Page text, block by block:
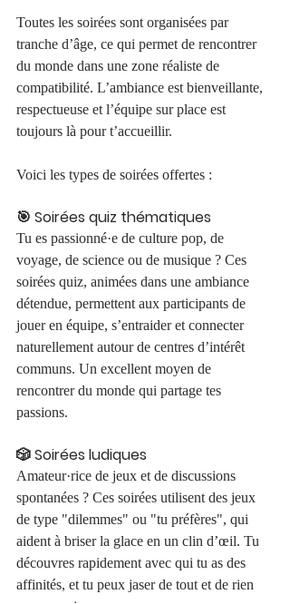
Toutes les soirées sont organisées par
tranche d’âge, ce qui permet de rencontrer
du monde dans une zone réaliste de
compatibilité. L’ambiance est bienveillante,
respectueuse et l’équipe sur place est
toujours là pour t’accueillir.
Voici les types de soirées offertes :
🎯 Soirées quiz thématiques
Tu es passionné·e de culture pop, de
voyage, de science ou de musique ? Ces
soirées quiz, animées dans une ambiance
détendue, permettent aux participants de
jouer en équipe, s’entraider et connecter
naturellement autour de centres d’intérêt
communs. Un excellent moyen de
rencontrer du monde qui partage tes
passions.
🎲 Soirées ludiques
Amateur·rice de jeux et de discussions
spontanées ? Ces soirées utilisent des jeux
de type "dilemmes" ou "tu préfères", qui
aident à briser la glace en un clin d’œil. Tu
découvres rapidement avec qui tu as des
affinités, et tu peux jaser de tout et de rien